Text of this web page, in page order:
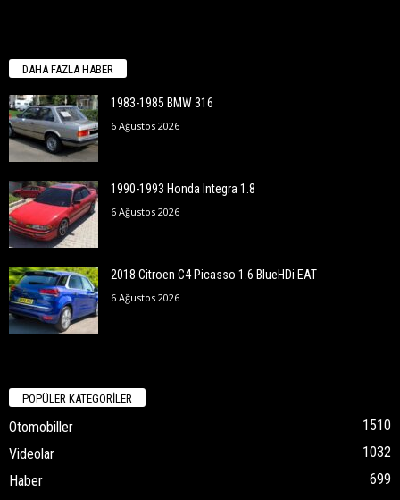
DAHA FAZLA HABER
1983-1985 BMW 316
6 Ağustos 2026
1990-1993 Honda Integra 1.8
6 Ağustos 2026
2018 Citroen C4 Picasso 1.6 BlueHDi EAT
6 Ağustos 2026
POPÜLER KATEGORİLER
Otomobiller
1510
Videolar
1032
Haber
699